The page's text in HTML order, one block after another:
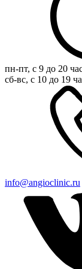
пн-пт, с 9 до 20
сб-вс, с 10 до 19
info@angioclinic.ru